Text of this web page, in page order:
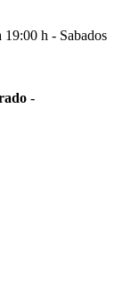
h - Sabados
-